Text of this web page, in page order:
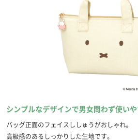
シンプルなデザインで男女問わず使い
バッグ正面のフェイスししゅうがおしゃれ。
高級感のあるしっかりした生地です。